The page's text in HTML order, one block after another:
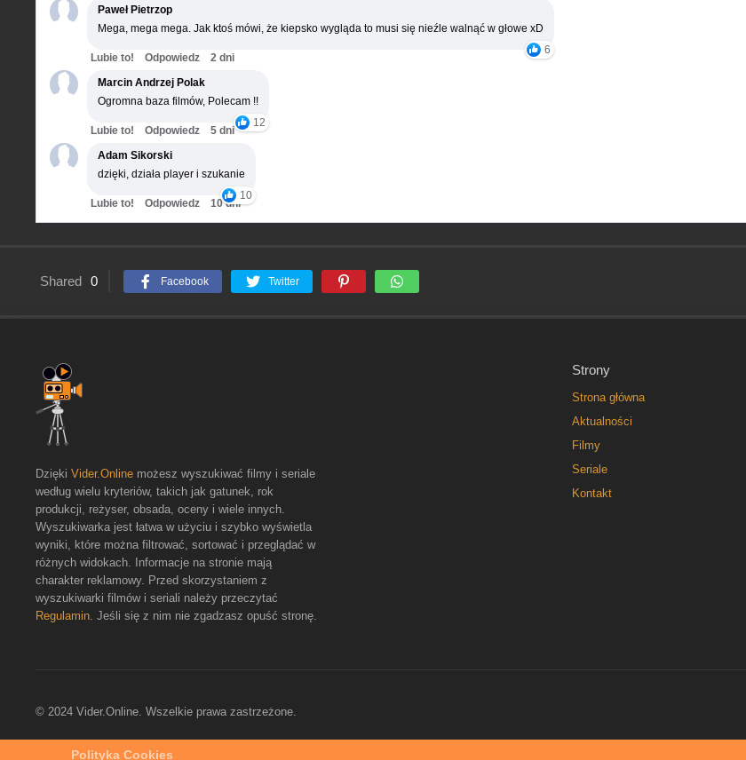
Polityka Cookies
Paweł Pietrzop
Mega, mega mega. Jak ktoś mówi, że kiepsko wygląda to musi się nieźle walnąć w głowe xD
6
Lubie to! Odpowiedz
2 dni
Marcin Andrzej Polak
Ogromna baza filmów, Polecam !!
12
Lubie to! Odpowiedz
5 dni
Adam Sikorski
dzięki, działa player i szukanie
10
Lubie to! Odpowiedz 10 dni
Shared 0 Facebook Twitter
Strony
Strona główna
Aktualności
Filmy
Seriale
Kontakt
Dzięki Vider.Online możesz wyszukiwać filmy i seriale
według wielu kryteriów, takich jak gatunek, rok
produkcji, reżyser, obsada, oceny i wiele innych.
Wyszukiwarka jest łatwa w użyciu i szybko wyświetla
wyniki, które można filtrować, sortować i przeglądać w
różnych widokach. Informacje na stronie mają
charakter reklamowy. Przed skorzystaniem z
wyszukiwarki filmów i seriali należy przeczytać
Regulamin . Jeśli się z nim nie zgadzasz opuść stronę.
© 2024 Vider.Online. Wszelkie prawa zastrzeżone.